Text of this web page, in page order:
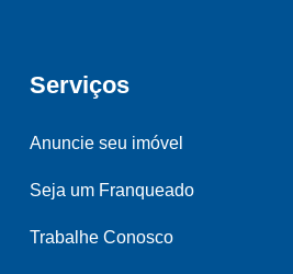
Serviços
Anuncie seu imóvel
Seja um Franqueado
Trabalhe Conosco